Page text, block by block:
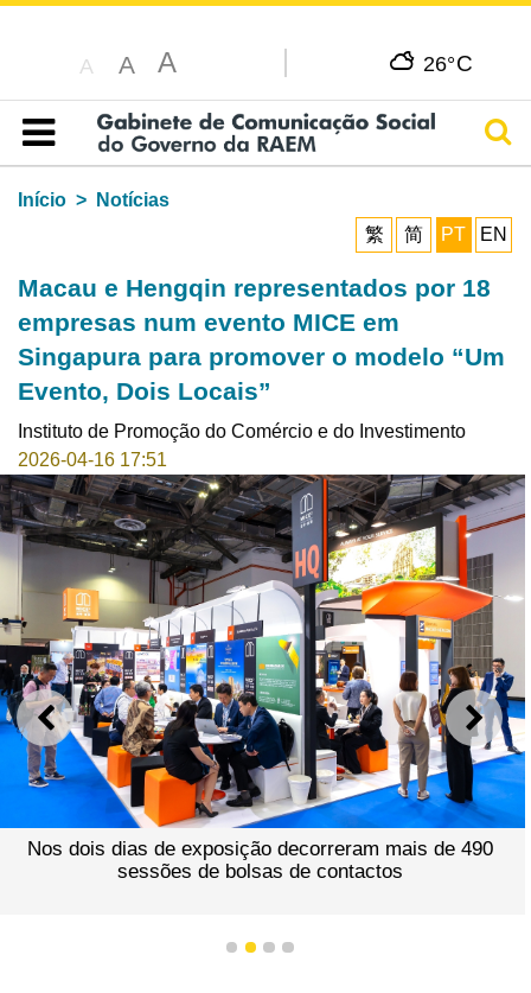
A A A 26°C
Índice
Início
Notícias
繁
简 PT EN
Macau e Hengqin representados por 18
empresas num evento MICE em
Singapura para promover o modelo “Um
Evento, Dois Locais”
Instituto de Promoção do Comércio e do Investimento
2026-04-16 17:51
ANTERIOR
Nos dois dias de exposição decorreram mais de 490
sessões de bolsas de contactos
1 2 3 4